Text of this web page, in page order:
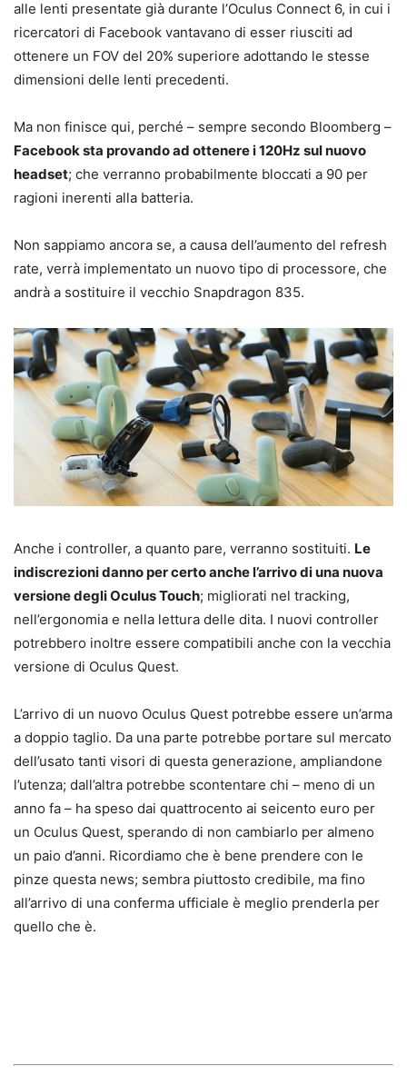
alle lenti presentate già durante l’Oculus Connect 6, in cui i
ricercatori di Facebook vantavano di esser riusciti ad
ottenere un FOV del 20% superiore adottando le stesse
dimensioni delle lenti precedenti.
Ma non finisce qui, perché – sempre secondo Bloomberg –
Facebook sta provando ad ottenere i 120Hz sul nuovo
headset; che verranno probabilmente bloccati a 90 per
ragioni inerenti alla batteria.
Non sappiamo ancora se, a causa dell’aumento del refresh
rate, verrà implementato un nuovo tipo di processore, che
andrà a sostituire il vecchio Snapdragon 835.
Anche i controller, a quanto pare, verranno sostituiti. Le
indiscrezioni danno per certo anche l’arrivo di una nuova
versione degli Oculus Touch; migliorati nel tracking,
nell’ergonomia e nella lettura delle dita. I nuovi controller
potrebbero inoltre essere compatibili anche con la vecchia
versione di Oculus Quest.
L’arrivo di un nuovo Oculus Quest potrebbe essere un’arma
a doppio taglio. Da una parte potrebbe portare sul mercato
dell’usato tanti visori di questa generazione, ampliandone
l’utenza; dall’altra potrebbe scontentare chi – meno di un
anno fa – ha speso dai quattrocento ai seicento euro per
un Oculus Quest, sperando di non cambiarlo per almeno
un paio d’anni. Ricordiamo che è bene prendere con le
pinze questa news; sembra piuttosto credibile, ma fino
all’arrivo di una conferma ufficiale è meglio prenderla per
quello che è.